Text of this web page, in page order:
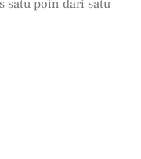
satu poin dari satu